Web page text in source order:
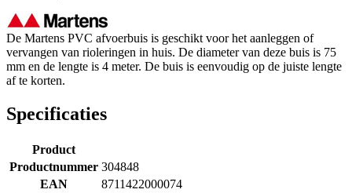
De Martens PVC afvoerbuis is geschikt voor het aanleggen of
vervangen van rioleringen in huis. De diameter van deze buis is 75
mm en de lengte is 4 meter. De buis is eenvoudig op de juiste lengte
af te korten.
Specificaties
Product
Productnummer 304848
EAN
8711422000074